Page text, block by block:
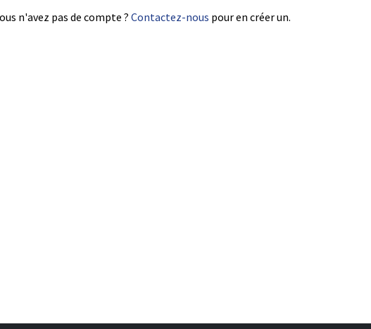
n'avez pas de compte ? Contactez-nous pour en créer un.